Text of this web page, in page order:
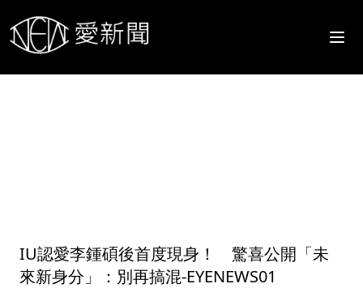
IU認愛李鍾碩後首度現身！ 驚喜公開「未
來新身分」：別再搞混-EYENEWS01